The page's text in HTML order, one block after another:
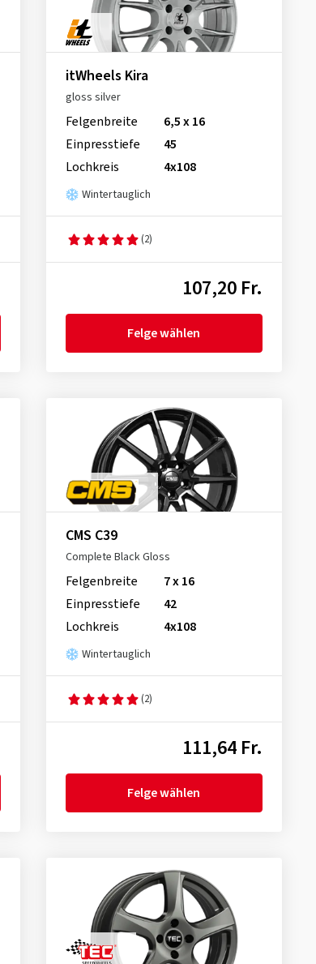
itWheels Kira
gloss silver
Felgenbreite
6,5 x 16
Einpresstiefe
45
Lochkreis
4x108
Wintertauglich
(2)
107,20 Fr.
Felge wählen
CMS C39
Complete Black Gloss
Felgenbreite
7 x 16
Einpresstiefe
42
Lochkreis
4x108
Wintertauglich
(2)
111,64 Fr.
Felge wählen